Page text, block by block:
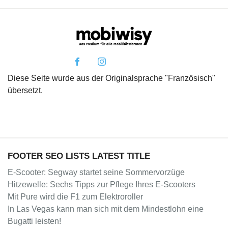
Diese Seite wurde aus der Originalsprache "Französisch"
übersetzt.
FOOTER SEO LISTS LATEST TITLE
E-Scooter: Segway startet seine Sommervorzüge
Hitzewelle: Sechs Tipps zur Pflege Ihres E-Scooters
Mit Pure wird die F1 zum Elektroroller
In Las Vegas kann man sich mit dem Mindestlohn eine
Bugatti leisten!